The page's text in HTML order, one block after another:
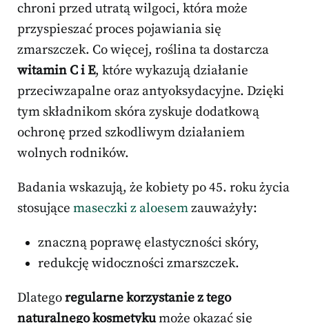
chroni przed utratą wilgoci, która może
przyspieszać proces pojawiania się
zmarszczek. Co więcej, roślina ta dostarcza
witamin C i E, które wykazują działanie
przeciwzapalne oraz antyoksydacyjne. Dzięki
tym składnikom skóra zyskuje dodatkową
ochronę przed szkodliwym działaniem
wolnych rodników.
Badania wskazują, że kobiety po 45. roku życia
stosujące maseczki z aloesemzauważyły:
znaczną poprawę elastyczności skóry,
redukcję widoczności zmarszczek.
Dlategoregularne korzystanie z tego
naturalnego kosmetykumoże okazać się